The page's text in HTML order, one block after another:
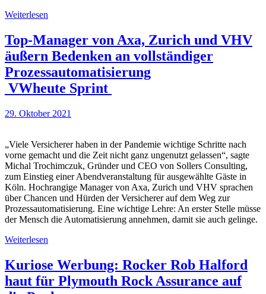
Weiterlesen
Top-Manager von Axa, Zurich und VHV
äußern Bedenken an vollständiger
Prozessautomatisierung
VWheute Sprint
29. Oktober 2021
„Viele Versicherer haben in der Pandemie wichtige Schritte nach
vorne gemacht und die Zeit nicht ganz ungenutzt gelassen“, sagte
Michal Trochimczuk, Gründer und CEO von Sollers Consulting,
zum Einstieg einer Abendveranstaltung für ausgewählte Gäste in
Köln. Hochrangige Manager von Axa, Zurich und VHV sprachen
über Chancen und Hürden der Versicherer auf dem Weg zur
Prozessautomatisierung. Eine wichtige Lehre: An erster Stelle müsse
der Mensch die Automatisierung annehmen, damit sie auch gelinge.
Weiterlesen
Kuriose Werbung: Rocker Rob Halford
haut für Plymouth Rock Assurance auf